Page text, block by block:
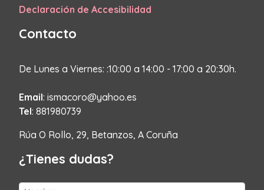
Declaración de Accesibilidad
Contacto
De Lunes a Viernes: :10:00 a 14:00 - 17:00 a 20:30h.
Email: ismacoro@yahoo.es
Tel: 881980739
Rúa O Rollo, 29, Betanzos, A Coruña
¿Tienes dudas?